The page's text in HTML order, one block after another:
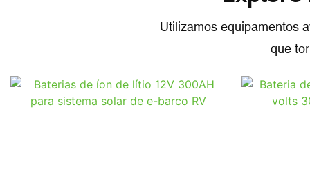
Utilizamos equipamentos
que